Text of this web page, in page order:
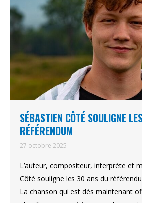
SÉBASTIEN CÔTÉ SOULIGNE
RÉFÉRENDUM
27 octobre 2025
L’auteur, compositeur, interprète et
Côté souligne les 30 ans du
La chanson qui est dès maintenant